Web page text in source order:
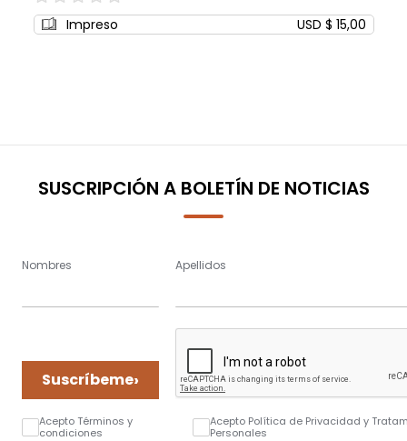
0%
Impreso USD $ 15,00
SUSCRIPCIÓN A BOLETÍN DE NOTICIAS
Nombres Apellidos
Suscríbeme›
Acepto Términos y
condiciones
Acepto Política de Privacidad y
Personales